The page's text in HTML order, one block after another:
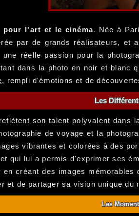
pour l'art et le cinéma. Née à
par de grands réalisateurs,
une réelle passion pour la
dans la photo en noir et
, rempli d'émotions et de
Les
son talent polyvalent
de voyage et la
vibrantes et colorées à des
qui lui a permis d'exprimer ses
créant des images
et de partager sa vision unique du
Les